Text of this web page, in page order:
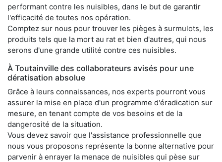
performant contre les nuisibles, dans le but de garantir
l'efficacité de toutes nos opération.
Comptez sur nous pour trouver les pièges à surmulots, les
produits tels que la mort au rat et bien d'autres, qui nous
serons d'une grande utilité contre ces nuisibles.
À Toutainville des collaborateurs avisés pour une
dératisation absolue
Grâce à leurs connaissances, nos experts pourront vous
assurer la mise en place d'un programme d'éradication sur
mesure, en tenant compte de vos besoins et de la
dangerosité de la situation.
Vous devez savoir que l'assistance professionnelle que
nous vous proposons représente la bonne alternative pour
parvenir à enrayer la menace de nuisibles qui pèse sur